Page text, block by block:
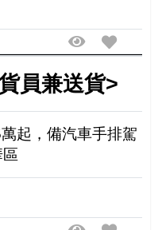
員兼送貨>
起，備汽車手排駕